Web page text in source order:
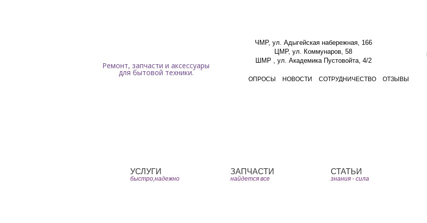
Ремонт, запчасти и аксессуары
для бытовой техники.
ЧМР, ул. Адыгейская набережная, 166
ЦМР, ул. Коммунаров, 58
ШМР , ул. Академика Пустовойта, 4/2
ОПРОСЫ НОВОСТИ СОТРУДНИЧЕСТВО ОТЗЫВЫ
УСЛУГИ
быстро,надежно
ЗАПЧАСТИ
найдется все
СТАТЬИ
знания - сила